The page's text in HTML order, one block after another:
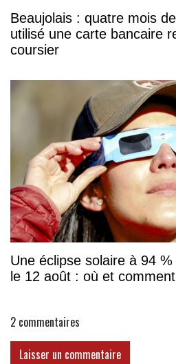
Beaujolais : quatre mois
utilisé une carte bancaire
coursier
Une éclipse solaire à 94
le 12 août : où et
2 commentaires
Laisser un commentaire